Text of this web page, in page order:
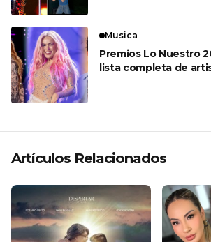
Musica
Premios Lo Nuestro
lista completa de
Artículos Relacionados